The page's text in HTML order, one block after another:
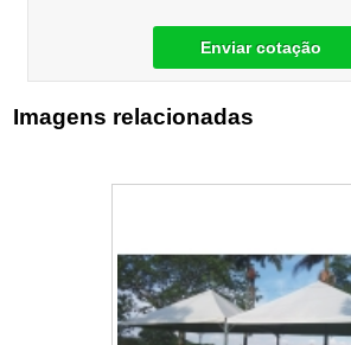
Enviar cotação
Imagens relacionadas